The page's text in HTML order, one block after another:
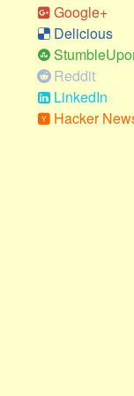
Google+
Delicious
Reddit
LinkedIn
Hacker